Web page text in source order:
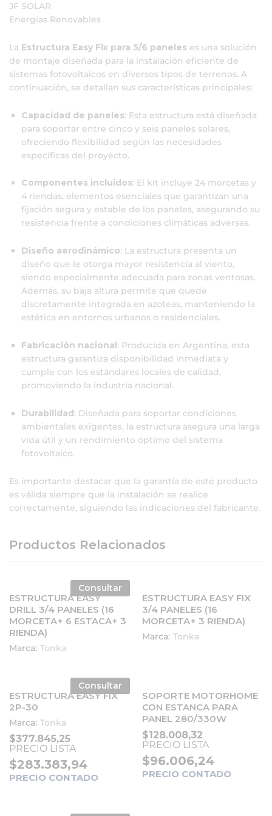
JF SOLAR
Energías Renovables
La Estructura Easy Fix para 5/6 paneles es una solución
de montaje diseñada para la instalación eficiente de
sistemas fotovoltaicos en diversos tipos de terrenos. A
continuación, se detallan sus características principales:​
Capacidad de paneles: Esta estructura está diseñada
para soportar entre cinco y seis paneles solares,
ofreciendo flexibilidad según las necesidades
específicas del proyecto.
Componentes incluidos: El kit incluye 24 morcetas y
4 riendas, elementos esenciales que garantizan una
fijación segura y estable de los paneles, asegurando su
resistencia frente a condiciones climáticas adversas.
Diseño aerodinámico: La estructura presenta un
diseño que le otorga mayor resistencia al viento,
siendo especialmente adecuada para zonas ventosas.
Además, su baja altura permite que quede
discretamente integrada en azoteas, manteniendo la
estética en entornos urbanos o residenciales.
Fabricación nacional: Producida en Argentina, esta
estructura garantiza disponibilidad inmediata y
cumple con los estándares locales de calidad,
promoviendo la industria nacional.
Durabilidad: Diseñada para soportar condiciones
ambientales exigentes, la estructura asegura una larga
vida útil y un rendimiento óptimo del sistema
fotovoltaico.
Es importante destacar que la garantía de este producto
es válida siempre que la instalación se realice
correctamente, siguiendo las indicaciones del fabricante.
Productos Relacionados
Consultar
ESTRUCTURA EASY
DRILL 3/4 PANELES (16
MORCETA+ 6 ESTACA+ 3
RIENDA)
Marca: Tonka
ESTRUCTURA EASY FIX
3/4 PANELES (16
MORCETA+ 3 RIENDA)
Marca: Tonka
Consultar
ESTRUCTURA EASY FIX
2P-30
Marca: Tonka
$377.845,25
PRECIO LISTA
$283.383,94
PRECIO CONTADO
SOPORTE MOTORHOME
CON ESTANCA PARA
PANEL 280/330W
$128.008,32
PRECIO LISTA
$96.006,24
PRECIO CONTADO